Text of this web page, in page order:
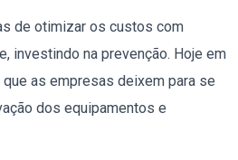
de otimizar os custos com
investindo na prevenção. Hoje em
as empresas deixem para se
dos equipamentos e